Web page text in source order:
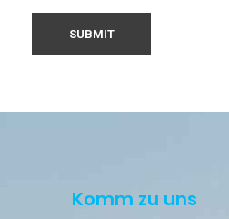
Komm zu uns